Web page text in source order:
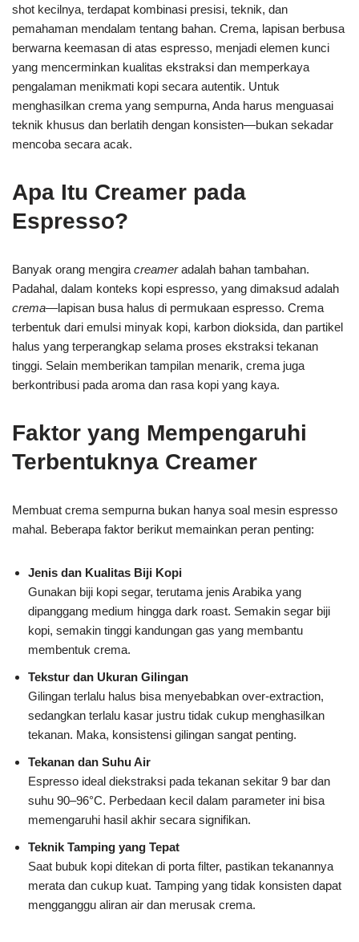
shot kecilnya, terdapat kombinasi presisi, teknik, dan
pemahaman mendalam tentang bahan. Crema, lapisan berbusa
berwarna keemasan di atas espresso, menjadi elemen kunci
yang mencerminkan kualitas ekstraksi dan memperkaya
pengalaman menikmati kopi secara autentik. Untuk
menghasilkan crema yang sempurna, Anda harus menguasai
teknik khusus dan berlatih dengan konsisten—bukan sekadar
mencoba secara acak.
Apa Itu Creamer pada
Espresso?
Banyak orang mengira creameradalah bahan tambahan.
Padahal, dalam konteks kopi espresso, yang dimaksud adalah
crema—lapisan busa halus di permukaan espresso. Crema
terbentuk dari emulsi minyak kopi, karbon dioksida, dan partikel
halus yang terperangkap selama proses ekstraksi tekanan
tinggi. Selain memberikan tampilan menarik, crema juga
berkontribusi pada aroma dan rasa kopi yang kaya.
Faktor yang Mempengaruhi
Terbentuknya Creamer
Membuat crema sempurna bukan hanya soal mesin espresso
mahal. Beberapa faktor berikut memainkan peran penting:
Jenis dan Kualitas Biji Kopi
Gunakan biji kopi segar, terutama jenis Arabika yang
dipanggang medium hingga dark roast. Semakin segar biji
kopi, semakin tinggi kandungan gas yang membantu
membentuk crema.
Tekstur dan Ukuran Gilingan
Gilingan terlalu halus bisa menyebabkan over-extraction,
sedangkan terlalu kasar justru tidak cukup menghasilkan
tekanan. Maka, konsistensi gilingan sangat penting.
Tekanan dan Suhu Air
Espresso ideal diekstraksi pada tekanan sekitar 9 bar dan
suhu 90–96°C. Perbedaan kecil dalam parameter ini bisa
memengaruhi hasil akhir secara signifikan.
Teknik Tamping yang Tepat
Saat bubuk kopi ditekan di porta filter, pastikan tekanannya
merata dan cukup kuat. Tamping yang tidak konsisten dapat
mengganggu aliran air dan merusak crema.